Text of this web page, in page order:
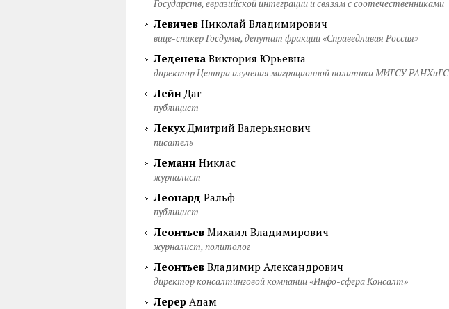
Государств, евразийской интеграции и связям с соотечественниками
Левичев Николай Владимирович
вице-спикер Госдумы, депутат фракции «Справедливая Россия»
Леденева Виктория Юрьевна
директор Центра изучения миграционной политики МИГСУ РАНХиГС
ЛейнДаг
публицист
ЛекухДмитрий Валерьянович
писатель
Леманн Никлас
журналист
Леонард Ральф
публицист
Леонтьев Михаил Владимирович
журналист, политолог
Леонтьев Владимир Александрович
директор консалтинговой компании «Инфо-сфера Консалт»
Лерер Адам